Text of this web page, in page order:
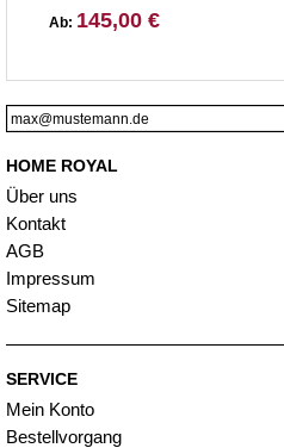
Ab: 145,00 €
HOME ROYAL
Über uns
Kontakt
AGB
Impressum
Sitemap
SERVICE
Mein Konto
Bestellvorgang